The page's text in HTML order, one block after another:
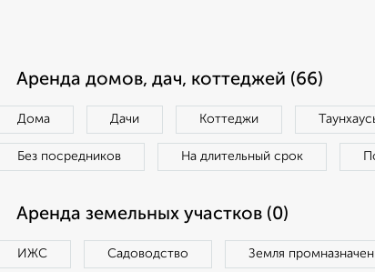
Аренда домов, дач, коттеджей (66)
Дома Дачи Коттеджи
Без посредников На длительный срок
Аренда земельных участков (0)
ИЖС Садоводство Земля